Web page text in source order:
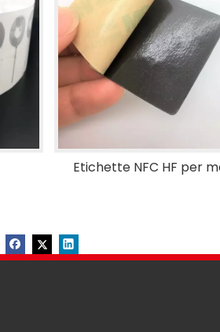
Etichette NFC HF per